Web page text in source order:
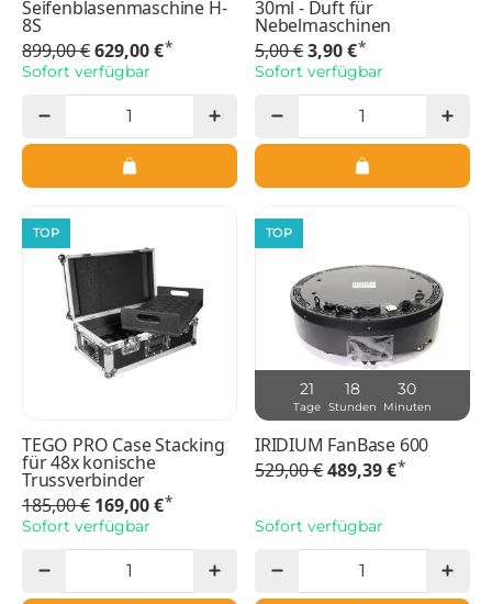
Seifenblasenmaschine H-
8S
899,00 €629,00 €*
Sofort verfügbar
30ml - Duft für
Nebelmaschinen
5,00 €3,90 €*
Sofort verfügbar
TOP
TEGO PRO Case Stacking
für 48x konische
Trussverbinder
185,00 € 169,00 €*
Sofort verfügbar
21
Tage
18
Stunden
30
Minuten
TOP
IRIDIUM FanBase 600
529,00 €489,39 €*
Sofort verfügbar